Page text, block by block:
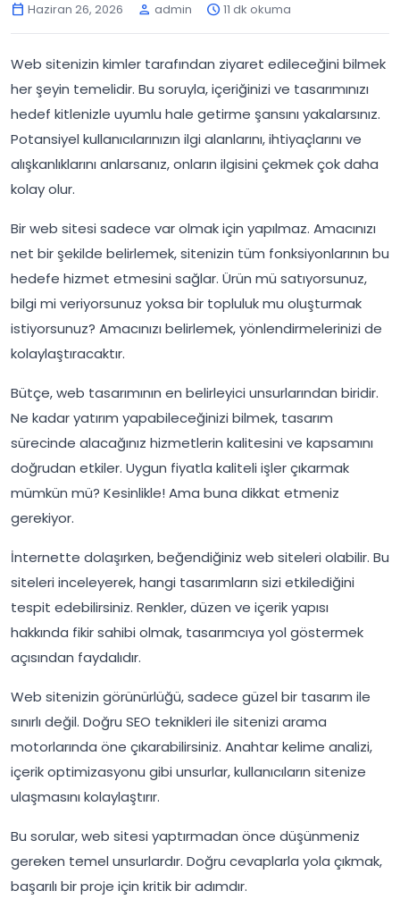
calendar_today Haziran 26, 2026 person admin schedule11 dk okuma
Web sitenizin kimler tarafından ziyaret edileceğini bilmek
her şeyin temelidir. Bu soruyla, içeriğinizi ve tasarımınızı
hedef kitlenizle uyumlu hale getirme şansını yakalarsınız.
Potansiyel kullanıcılarınızın ilgi alanlarını, ihtiyaçlarını ve
alışkanlıklarını anlarsanız, onların ilgisini çekmek çok daha
kolay olur.
Bir web sitesi sadece var olmak için yapılmaz. Amacınızı
net bir şekilde belirlemek, sitenizin tüm fonksiyonlarının bu
hedefe hizmet etmesini sağlar. Ürün mü satıyorsunuz,
bilgi mi veriyorsunuz yoksa bir topluluk mu oluşturmak
istiyorsunuz? Amacınızı belirlemek, yönlendirmelerinizi de
kolaylaştıracaktır.
Bütçe, web tasarımının en belirleyici unsurlarından biridir.
Ne kadar yatırım yapabileceğinizi bilmek, tasarım
sürecinde alacağınız hizmetlerin kalitesini ve kapsamını
doğrudan etkiler. Uygun fiyatla kaliteli işler çıkarmak
mümkün mü? Kesinlikle! Ama buna dikkat etmeniz
gerekiyor.
İnternette dolaşırken, beğendiğiniz web siteleri olabilir. Bu
siteleri inceleyerek, hangi tasarımların sizi etkilediğini
tespit edebilirsiniz. Renkler, düzen ve içerik yapısı
hakkında fikir sahibi olmak, tasarımcıya yol göstermek
açısından faydalıdır.
Web sitenizin görünürlüğü, sadece güzel bir tasarım ile
sınırlı değil. Doğru SEO teknikleri ile sitenizi arama
motorlarında öne çıkarabilirsiniz. Anahtar kelime analizi,
içerik optimizasyonu gibi unsurlar, kullanıcıların sitenize
ulaşmasını kolaylaştırır.
Bu sorular, web sitesi yaptırmadan önce düşünmeniz
gereken temel unsurlardır. Doğru cevaplarla yola çıkmak,
başarılı bir proje için kritik bir adımdır.